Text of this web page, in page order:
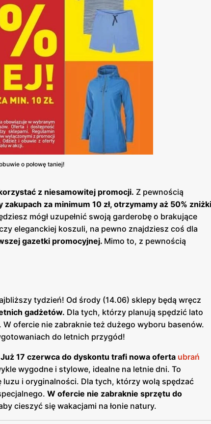
o połowę taniej!
z niesamowitej promocji. Z pewnością
zakupach za minimum 10 zł, otrzymamy aż 50%
mógł uzupełnić swoją garderobę o brakujące
eleganckiej koszuli, na pewno znajdziesz coś dla
gazetki promocyjnej. Mimo to, z pewnością
tydzień! Od środy (14.06) sklepy będą wręcz
gadżetów. Dla tych, którzy planują spędzić lato
ofercie nie zabraknie też dużego wyboru basenów.
do letnich przygód!
Już 17 czerwca do dyskontu trafi nowa oferta ubrań
wygodne i stylowe, idealne na letnie dni. To
i oryginalności. Dla tych, którzy wolą spędzać
W ofercie nie zabraknie sprzętu do
cieszyć się wakacjami na łonie natury.